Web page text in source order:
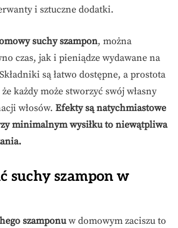
i sztuczne dodatki.
suchy szampon, można
czas, jak i pieniądze wydawane na
są łatwo dostępne, a prostota
każdy może stworzyć swój własny
włosów. Efekty są natychmiastowe
minimalnym wysiłku to niewątpliwa
suchy szampon w
szamponuw domowym zaciszu to